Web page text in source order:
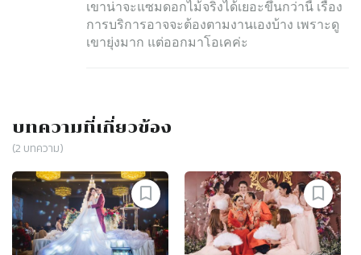
เขาน่าจะแซมดอกไม้จริงได้เยอะขึ้นกว่านี้ เรื่อง
การบริการอาจจะต้องตามงานเองบ้าง เพราะดู
เขายุ่งมาก แต่ออกมาโอเคค่ะ
บทความที่เกี่ยวข้อง
(2 บทความ)